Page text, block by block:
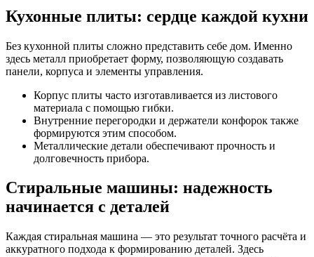
Кухонные плиты: сердце каждой кухни
Без кухонной плиты сложно представить себе дом. Именно
здесь металл приобретает форму, позволяющую создавать
панели, корпуса и элементы управления.
Корпус плиты часто изготавливается из листового
материала с помощью гибки.
Внутренние перегородки и держатели конфорок также
формируются этим способом.
Металлические детали обеспечивают прочность и
долговечность прибора.
Стиральные машины: надежность
начинается с деталей
Каждая стиральная машина — это результат точного расчёта и
аккуратного подхода к формированию деталей. Здесь